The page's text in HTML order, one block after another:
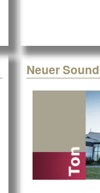
Neuer